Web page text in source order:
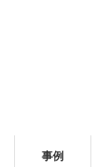
事例